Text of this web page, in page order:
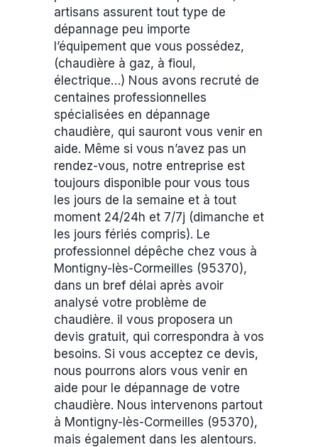
artisans assurent tout type de
dépannage peu importe
l’équipement que vous possédez,
(chaudière à gaz, à fioul,
électrique…) Nous avons recruté de
centaines professionnelles
spécialisées en dépannage
chaudière, qui sauront vous venir en
aide. Même si vous n’avez pas un
rendez-vous, notre entreprise est
toujours disponible pour vous tous
les jours de la semaine et à tout
moment 24/24h et 7/7j (dimanche et
les jours fériés compris). Le
professionnel dépêche chez vous à
Montigny-lès-Cormeilles (95370),
dans un bref délai après avoir
analysé votre problème de
chaudière. il vous proposera un
devis gratuit, qui correspondra à vos
besoins. Si vous acceptez ce devis,
nous pourrons alors vous venir en
aide pour le dépannage de votre
chaudière. Nous intervenons partout
à Montigny-lès-Cormeilles (95370),
mais également dans les alentours.